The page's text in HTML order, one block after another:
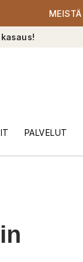
MEISTÄ
PALVELUT